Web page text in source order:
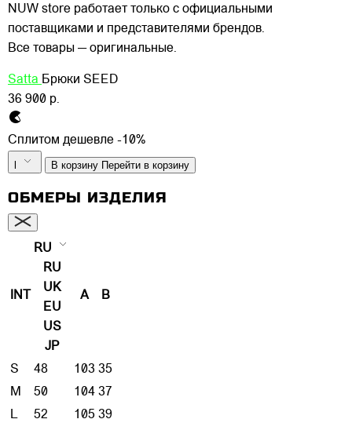
NUW store работает только с официальными
поставщиками и представителями брендов.
Все товары — оригинальные.
Satta Брюки SEED
36 900 р.
Сплитом дешевле -10%
l В корзину Перейти в корзину
ОБМЕРЫ ИЗДЕЛИЯ
INT
RU
RU
UK
EU
US
JP
A B
S 48 103 35
M
50 104 37
L
52 105 39